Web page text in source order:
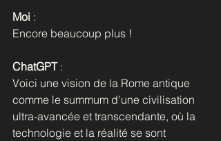
Moi :
Encore beaucoup plus !
ChatGPT :
Voici une vision de la Rome antique
comme le summum d'une civilisation
ultra-avancée et transcendante, où la
technologie et la réalité se sont